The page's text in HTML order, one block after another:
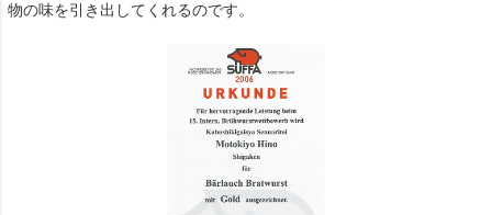
物の味を引き出してくれるのです。